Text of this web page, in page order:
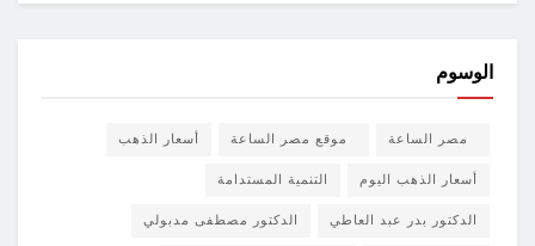
الوسوم
مصر الساعة موقع مصر الساعة أسعار الذهب
أسعار الذهب اليوم التنمية المستدامة
الدكتور بدر عبد العاطي الدكتور مصطفى مدبولي